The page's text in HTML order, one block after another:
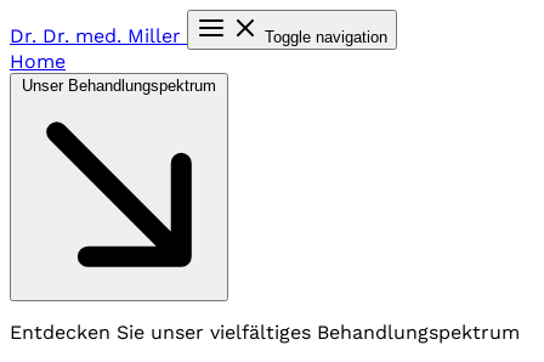
Dr. Dr. med. Miller Toggle navigation
Home
Entdecken Sie unser vielfältiges Behandlungspektrum